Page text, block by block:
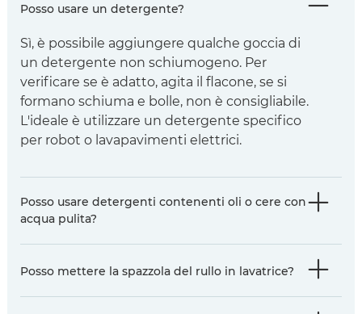
Posso usare un detergente?
Sì, è possibile aggiungere qualche goccia di
un detergente non schiumogeno. Per
verificare se è adatto, agita il flacone, se si
formano schiuma e bolle, non è consigliabile.
L'ideale è utilizzare un detergente specifico
per robot o lavapavimenti elettrici.
Posso usare detergenti contenenti oli o cere con
acqua pulita?
Posso mettere la spazzola del rullo in lavatrice?